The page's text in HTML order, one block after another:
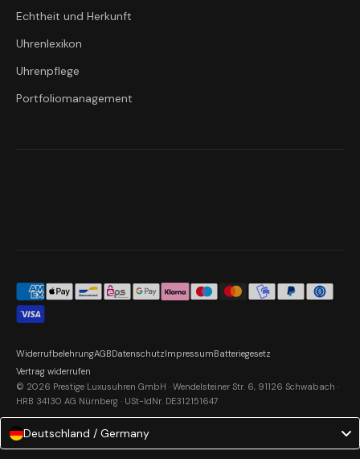
Echtheit und Herkunft
Uhrenlexikon
Uhrenpflege
Portfoliomanagement
© 2026 Prestige Luxusuhren GmbH · Wendelsteiner Str. 6, 91126 Schwabach ·
HRB 34130 AG Nürnberg · USt-IdNr. DE312151647
WiderrufbelehrungAGBDatenschutzImpressumBatteriegesetz
Vertrag widerrufen
Deutschland / Germany